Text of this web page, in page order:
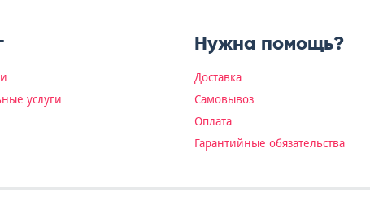
услуги
Нужна помощь?
Доставка
Самовывоз
Оплата
Гарантийные обязательства